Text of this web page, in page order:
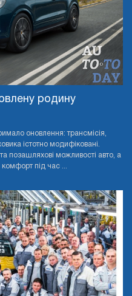
родину
оновлення: трансмісія,
істотно модифіковані.
позашляхові можливості авто, а
під час ...